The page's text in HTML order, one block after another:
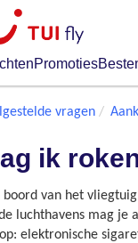
Promoties
vragen
ik
boord van het
luchthavens mag je
elektronische